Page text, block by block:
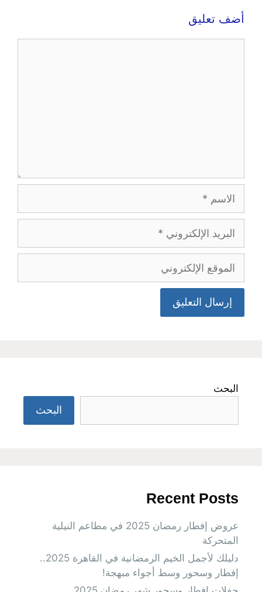
أضف تعليق
الاسم
البريد
الإلكتروني
الموقع
الإلكتروني
البحث
البحث
Recent Posts
عروض إفطار رمضان 2025 في مطاعم النيلية
المتحركة
دليلك لأجمل الخيم الرمضانية في القاهرة 2025..
إفطار وسحور وسط أجواء مبهجة!